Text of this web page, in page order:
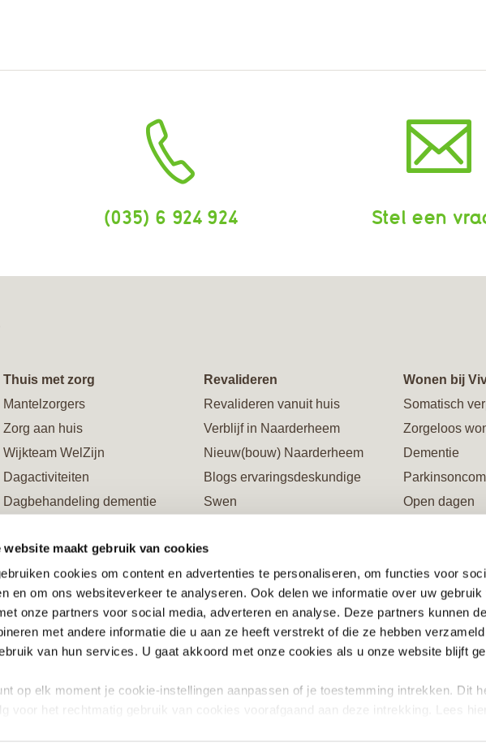
website maakt gebruik van cookies
cookies om content en advertenties te personaliseren, om functies voor
en om ons websiteverkeer te analyseren. Ook delen we informatie over uw gebruik
onze partners voor social media, adverteren en analyse. Deze partners kunnen
met andere informatie die u aan ze heeft verstrekt of die ze hebben
van hun services. U gaat akkoord met onze cookies als u onze website blijft
op elk moment je cookie-instellingen aanpassen of je toestemming intrekken. Dit
voor het rechtmatig gebruik van cookies voorafgaand aan deze intrekking. Lees
(035) 6 924 924 Stel een
Thuis met zorg
Mantelzorgers
Zorg aan huis
Wijkteam WelZijn
Dagactiviteiten
Dagbehandeling dementie
Advies en behandeling
Verzorgd logeren
Logeeropvang gemeente
Amsterdam (Wmo)
Steun ons en word Vriend
Revalideren
Revalideren vanuit huis
Verblijf in Naarderheem
Nieuw(bouw) Naarderheem
Blogs ervaringsdeskundige
Swen
Verblijf in Flevoburen
Vacatures/opleidingen/stages
Informatiewijzers en brochures
Steun ons en word Vriend
Wonen bij
Somatisch
Zorgeloos
Dementie
Open dagen
Steun ons en